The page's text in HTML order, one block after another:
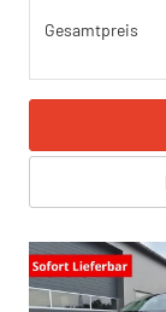
Gesamtpreis